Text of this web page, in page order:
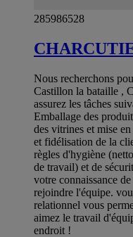
285986528
Nous recherchons
Castillon la bataille ,
assurez les tâches
Emballage des
des vitrines et mise
et fidélisation de la
règles d'hygiène
de travail) et de
votre connaissance
rejoindre l'équipe.
relationnel vous
aimez le travail
endroit !